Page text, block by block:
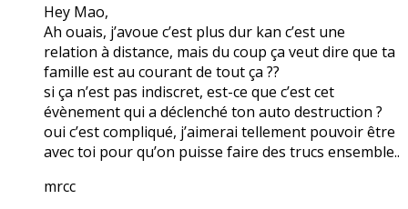
Hey Mao,
Ah ouais, j’avoue c’est plus dur kan c’est une
relation à distance, mais du coup ça veut dire que ta
famille est au courant de tout ça ??
si ça n’est pas indiscret, est-ce que c’est cet
évènement qui a déclenché ton auto destruction ?
oui c’est compliqué, j’aimerai tellement pouvoir être
avec toi pour qu’on puisse faire des trucs ensemble..
mrcc